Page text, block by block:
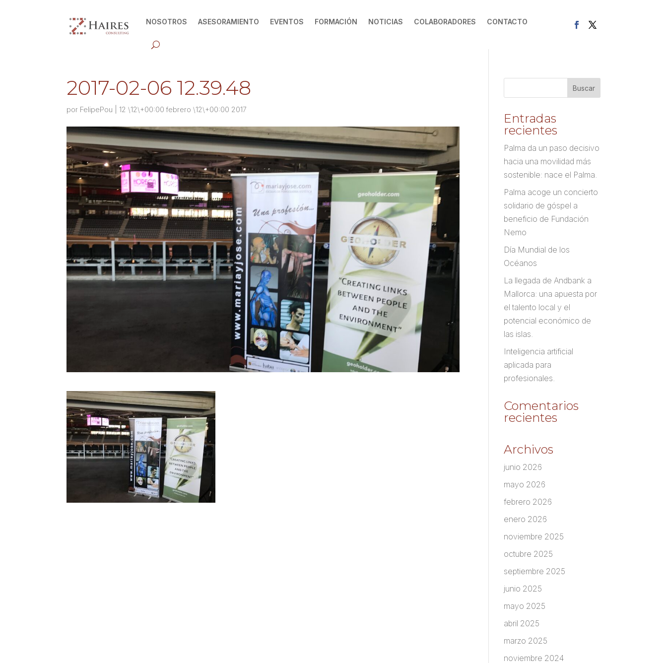
NOSOTROS ASESORAMIENTO EVENTOS FORMACIÓN NOTICIAS COLABORADORES CONTACTO
2017-02-06 12.39.48
por FelipePou |12 \12\+00:00 febrero \12\+00:00 2017
Entradas
recientes
Palma da un paso decisivo
hacia una movilidad más
sostenible: nace el Palma.
Palma acoge un concierto
solidario de góspel a
beneficio de Fundación
Nemo
Día Mundial de los
Océanos
La llegada de Andbank a
Mallorca: una apuesta por
el talento local y el
potencial económico de
las islas.
Inteligencia artificial
aplicada para
profesionales.
Comentarios
recientes
Archivos
junio 2026
mayo 2026
febrero 2026
enero 2026
noviembre 2025
octubre 2025
septiembre 2025
junio 2025
mayo 2025
abril 2025
marzo 2025
noviembre 2024